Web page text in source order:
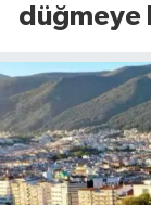
düğmeye